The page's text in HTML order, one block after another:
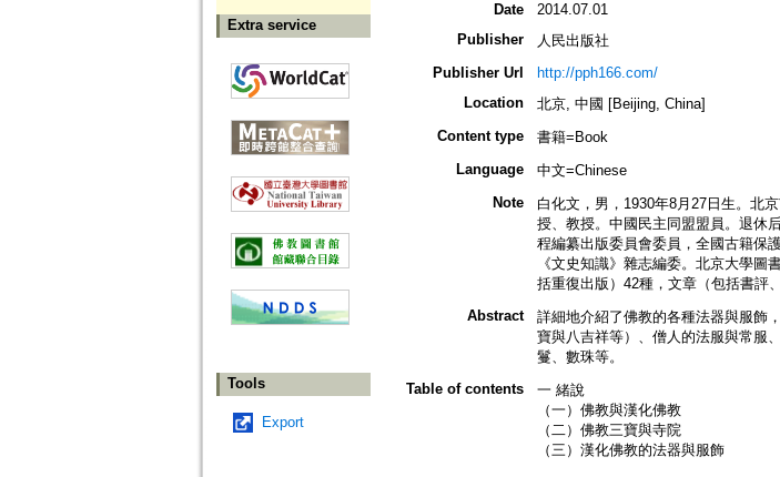
Extra service
Tools
Export
Date
2014.07.01
Publisher
人民出版社
Publisher Url
http://pph166.com/
Location
北京, 中國 [Beijing, China]
Content type
書籍=Book
Language
中文=Chinese
Note
白化文，男，1930年8月27日生。北
授、教授。中國民主同盟盟員。退休
程編纂出版委員會委員，全國古籍保
《文史知識》雜志編委。北京大學
括重復出版）42種，文章（包括書評
Abstract
詳細地介紹了佛教的各種法器與服飾
寶與八吉祥等）、僧人的法服與常服
鬘、數珠等。
Table of contents
一 緒說
（一）佛教與漢化佛教
（二）佛教三寶與寺院
（三）漢化佛教的法器與服飾